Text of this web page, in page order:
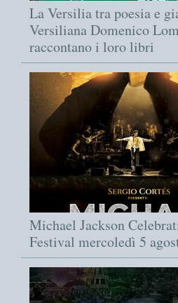
La Versilia tra poesia e
Versiliana Domenico
raccontano i loro libri
Michael Jackson
Festival mercoledì 5